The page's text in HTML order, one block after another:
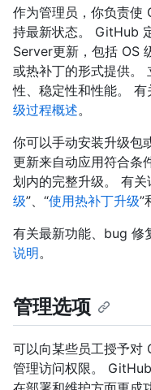
作为管理员，你负责
持最新状态。 GitHub
Server更新，包括 OS
或热补丁的形式提供。
性、稳定性和性能。
级过程概述。
你可以手动安装升级包
更新来自动应用符合条
划内的完整升级。 有关
级”、“使用热补丁升级”
有关最新功能、bug 修
说明。
管理选项
可以向某些员工授予
管理访问权限。